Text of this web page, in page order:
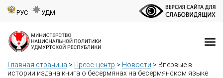
РУС УДМ
Главная страница > Пресс-центр > Новости > Впервые в
истории издана книга о бесермянах на бесермянском языке